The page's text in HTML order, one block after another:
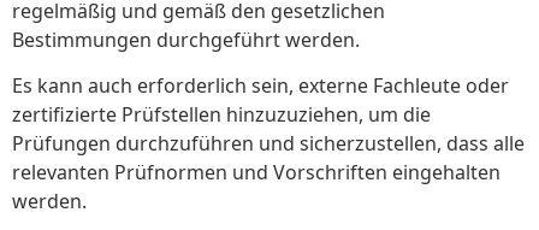
regelmäßig und gemäß den gesetzlichen
Bestimmungen durchgeführt werden.
Es kann auch erforderlich sein, externe Fachleute oder
zertifizierte Prüfstellen hinzuzuziehen, um die
Prüfungen durchzuführen und sicherzustellen, dass alle
relevanten Prüfnormen und Vorschriften eingehalten
werden.